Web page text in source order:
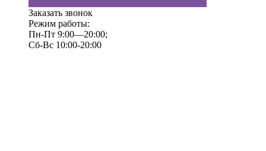
Заказать звонок
Режим работы:
Пн-Пт 9:00—20:00;
Сб-Вс 10:00-20:00